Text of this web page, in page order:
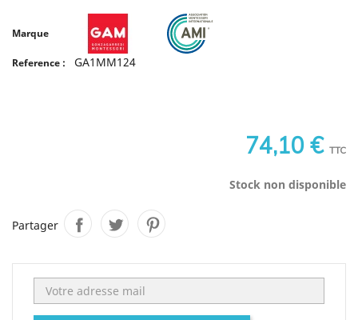
Marque
Reference : GA1MM124
74,10 € TTC
Stock non disponible
Partager